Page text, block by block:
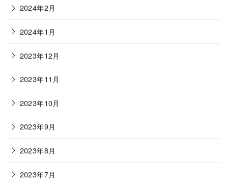
2024年2月
2024年1月
2023年12月
2023年11月
2023年10月
2023年9月
2023年8月
2023年7月